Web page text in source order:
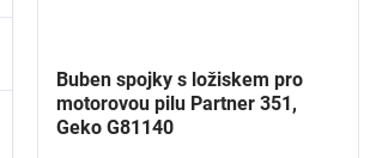
Buben spojky s ložiskem pro
motorovou pilu Partner 351,
Geko G81140